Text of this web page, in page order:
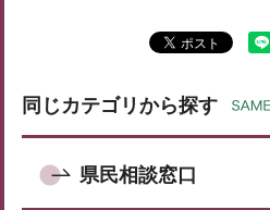
同じカテゴリから探す
県民相談窓口